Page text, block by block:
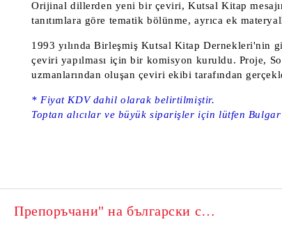
Orijinal dillerden yeni bir çeviri, Kutsal Kitap
tanıtımlara göre tematik bölünme, ayrıca ek
1993 yılında Birleşmiş Kutsal Kitap
çeviri yapılması için bir komisyon kuruldu. Proje,
uzmanlarından oluşan çeviri ekibi tarafından
* Fiyat KDV dahil olarak belirtilmiştir.
Toptan alıcılar ve büyük siparişler için lütfen
Препоръчани" на български се превежда на турски като "Önerilen".